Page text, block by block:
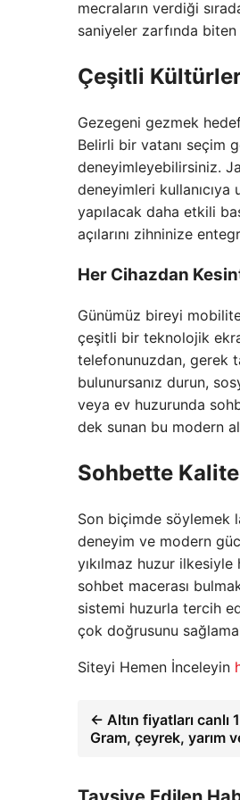
mecraların verdiği
saniyeler zarfında
Çeşitli
Gezegeni gezmek
Belirli bir vatanı seçim
deneyimleyebilirsiniz.
deneyimleri
yapılacak daha etkili
açılarını zihninize
Her Cihazdan
Günümüz bireyi
çeşitli bir teknolojik
telefonunuzdan, gerek
bulunursanız durun,
veya ev huzurunda
dek sunan bu modern
Sohbette
Son biçimde söylemek
deneyim ve modern
yıkılmaz huzur
sohbet macerası
sistemi huzurla tercih
çok doğrusunu
Siteyi Hemen İnceleyin
← Altın fiyatları canlı
Gram, çeyrek, yarım